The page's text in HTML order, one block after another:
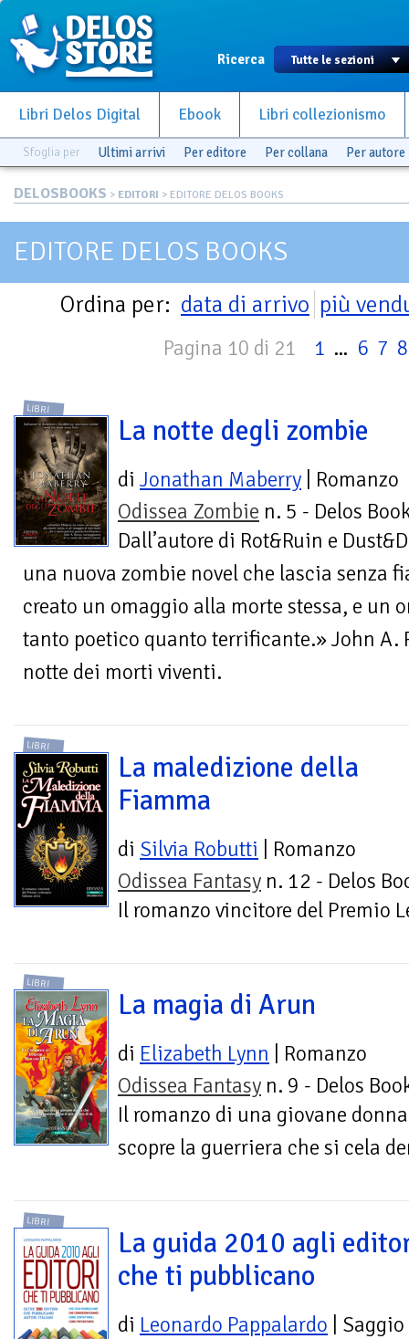
Ricerca
Libri Delos Digital Ebook Libri collezionismo
Sfoglia per Ultimi arrivi Per editore Per collana Per autore
DELOSBOOKS > EDITORI > EDITORE DELOS BOOKS
EDITORE DELOS BOOKS
Ordina per: data di arrivo più
Pagina 10 di 21 1 ... 6 7 8
LIBRI
La notte degli zombie
di Jonathan Maberry | Romanzo
Odissea Zombie n. 5 - Delos
Dall’autore di Rot&Ruin e
una nuova zombie novel che lascia senza
creato un omaggio alla morte stessa, e un
tanto poetico quanto terrificante.» John A.
notte dei morti viventi.
LIBRI
La maledizione della
Fiamma
di Silvia Robutti | Romanzo
Odissea Fantasy n. 12 - Delos
Il romanzo vincitore del Premio
LIBRI
La magia di Arun
di Elizabeth Lynn | Romanzo
Odissea Fantasy n. 9 - Delos
Il romanzo di una giovane
scopre la guerriera che si cela
LIBRI
La guida 2010 agli
che ti pubblicano
di Leonardo Pappalardo | Saggio